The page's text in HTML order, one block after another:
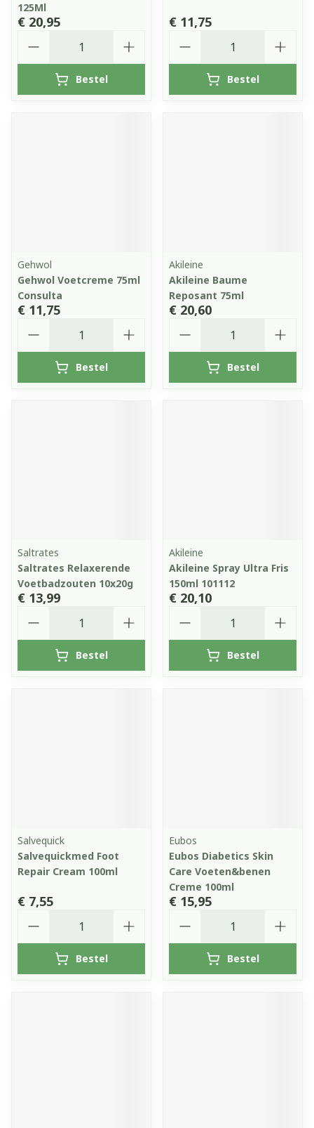
125Ml
€ 20,95
Bestel
€ 11,75
Bestel
Gehwol
Gehwol Voetcreme 75ml
Consulta
€ 11,75
Bestel
Akileine
Akileine Baume
Reposant 75ml
€ 20,60
Bestel
Saltrates
Saltrates Relaxerende
Voetbadzouten 10x20g
€ 13,99
Bestel
Akileine
Akileine Spray Ultra Fris
150ml 101112
€ 20,10
Bestel
Salvequick
Salvequickmed Foot
Repair Cream 100ml
€ 7,55
Bestel
Eubos
Eubos Diabetics Skin
Care Voeten&benen
Creme 100ml
€ 15,95
Bestel